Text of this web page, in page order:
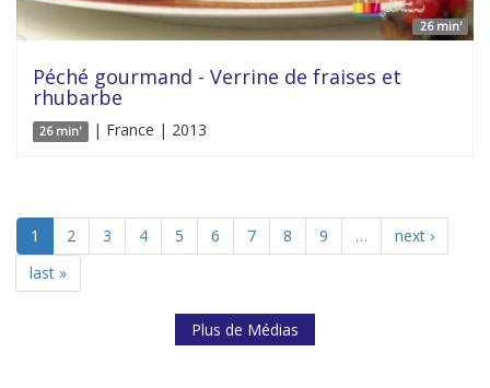
26 min'
Péché gourmand - Verrine de fraises et
rhubarbe
26 min' | France | 2013
1 2 3 4 5 6 7 8 9 …
next ›
last »
Plus de Médias